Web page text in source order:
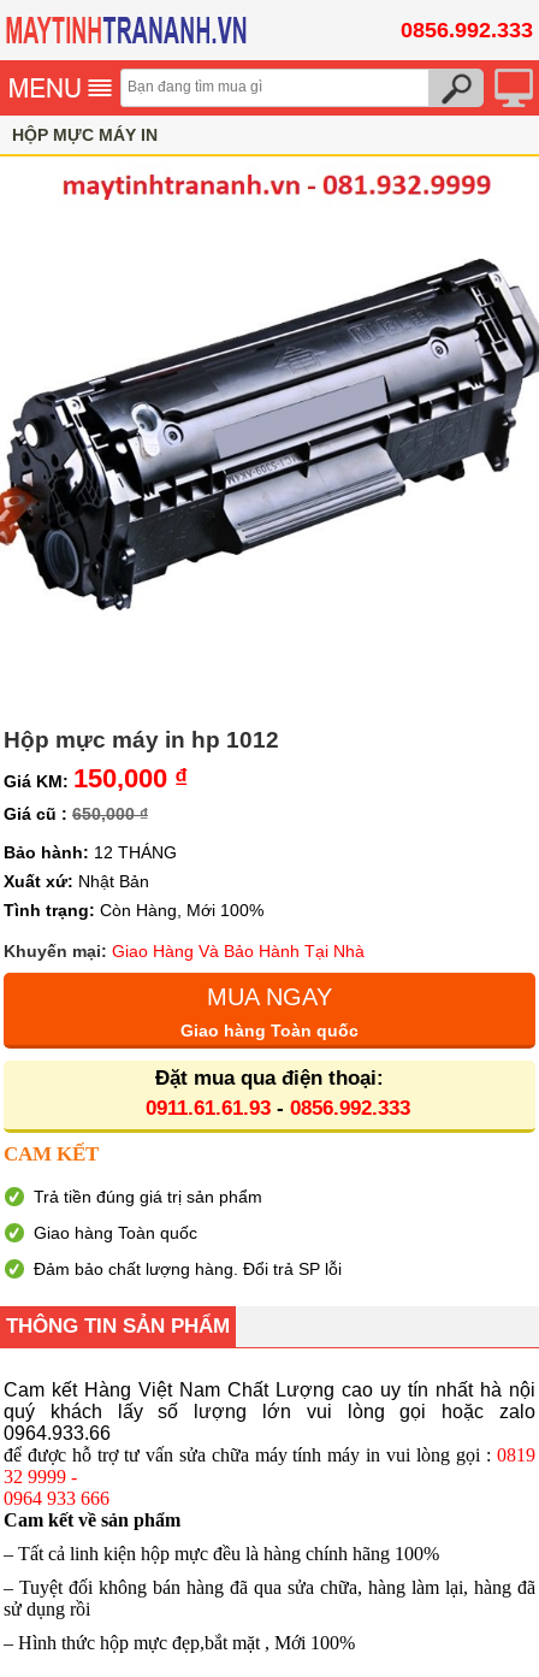
0856.992.333
HỘP MỰC MÁY IN
Hộp mực máy in hp 1012
Giá KM: 150,000 ₫
Giá cũ : 650,000 ₫
Bảo hành: 12 THÁNG
Xuất xứ: Nhật Bản
Tình trạng: Còn Hàng, Mới 100%
Khuyến mại: Giao Hàng Và Bảo Hành Tại Nhà
MUA NGAY
Giao hàng Toàn quốc
Đặt mua qua điện thoại:
0911.61.61.93- 0856.992.333
CAM KẾT
Trả tiền đúng giá trị sản phẩm
Giao hàng Toàn quốc
Đảm bảo chất lượng hàng. Đổi trả SP lỗi
THÔNG TIN SẢN PHẨM
Cam kết Hàng Việt Nam Chất Lượng cao uy tín nhất hà nội
quý khách lấy số lượng lớn vui lòng gọi hoặc zalo
0964.933.66
để được hỗ trợ tư vấn sửa chữa máy tính máy in vui lòng gọi : 0819
32 9999 -
0964 933 666
Cam kết về sản phẩm
– Tất cả linh kiện hộp mực đều là hàng chính hãng 100%
– Tuyệt đối không bán hàng đã qua sửa chữa, hàng làm lại, hàng đã
sử dụng rồi
– Hình thức hộp mực đẹp,bắt mặt , Mới 100%